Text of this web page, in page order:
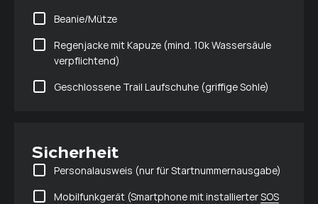
Beanie/Mütze
Regenjacke mit Kapuze (mind. 10k Wassersäule
verpflichtend)
Geschlossene Trail Laufschuhe (griffige Sohle)
Sicherheit
Personalausweis (nur für Startnummernausgabe)
Mobilfunkgerät (Smartphone mit installierterSOS